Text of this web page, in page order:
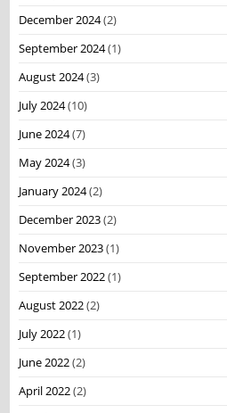
December 2024(2)
September 2024(1)
August 2024(3)
July 2024(10)
June 2024(7)
May 2024(3)
January 2024(2)
December 2023(2)
November 2023(1)
September 2022(1)
August 2022(2)
July 2022(1)
June 2022(2)
April 2022(2)